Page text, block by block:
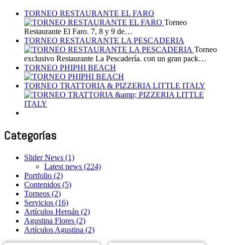
TORNEO RESTAURANTE EL FARO
Torneo
Restaurante El Faro. 7, 8 y 9 de…
TORNEO RESTAURANTE LA PESCADERIA
Torneo
exclusivo Restaurante La Pescadería. con un gran pack…
TORNEO PHIPHI BEACH
TORNEO TRATTORIA & PIZZERIA LITTLE ITALY
Categorías
Slider News (1)
Latest news (224)
Portfolio (2)
Contenidos (5)
Torneos (2)
Servicios (16)
Artículos Hernán (2)
Agustina Flores (2)
Artículos Agustina (2)